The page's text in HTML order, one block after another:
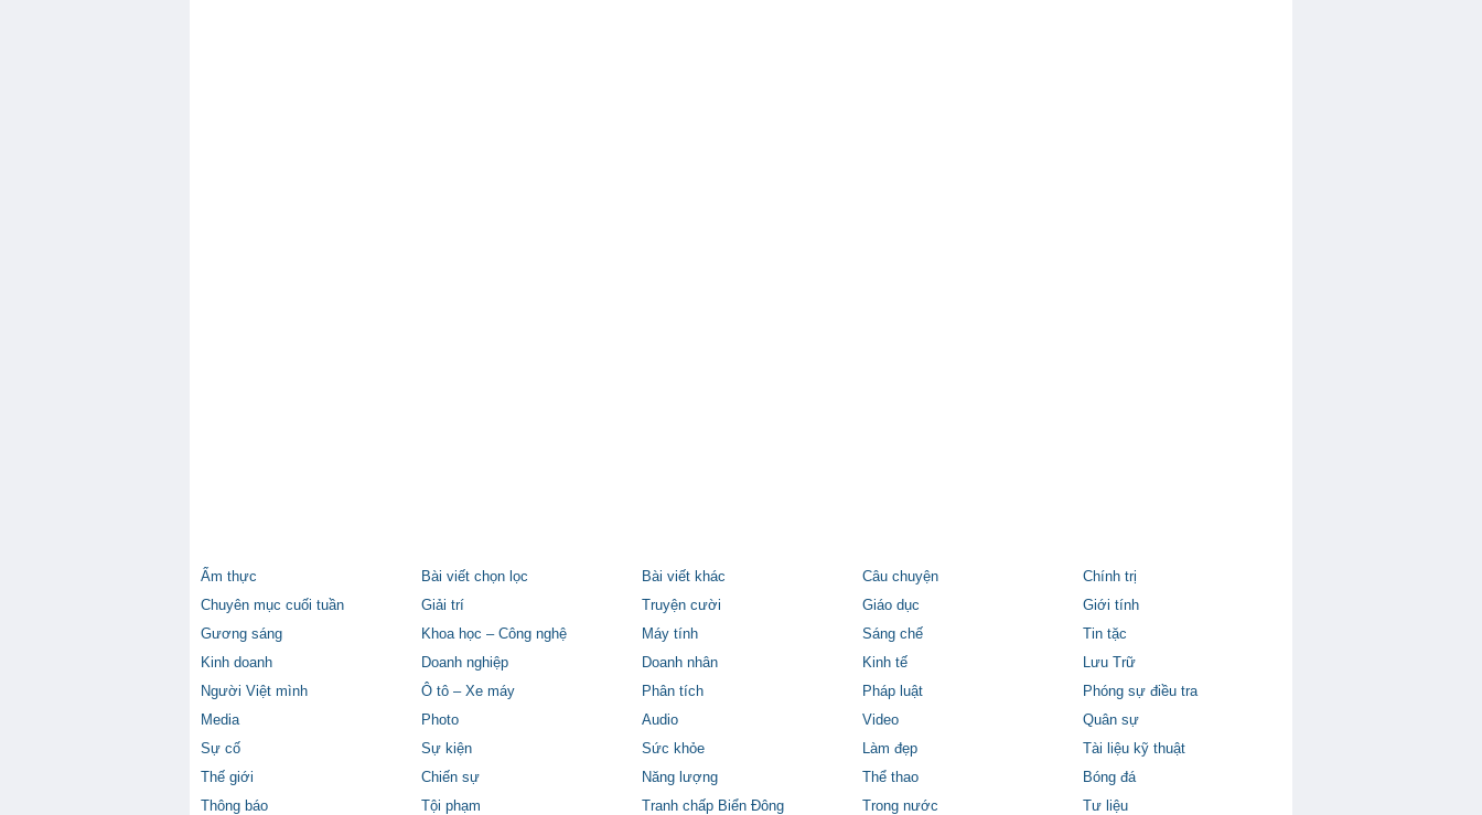
Ẩm thực Bài viết chọn lọc Bài viết khác Câu chuyện
Chính trị
Chuyên mục cuối tuần
Giải trí Truyện cười Giáo dục
Giới tính
Gương sáng
Khoa học – Công nghệ Máy tính Sáng chế
Tin tặc
Kinh doanh
Doanh nghiệp Doanh nhân Kinh tế
Lưu Trữ
Người Việt mình
Ô tô – Xe máy Phân tích Pháp luật
Phóng sự điều tra
Media
Photo Audio Video
Quân sự
Sự cố
Sự kiện Sức khỏe Làm đẹp
Tài liệu kỹ thuật
Thế giới
Chiến sự Năng lượng Thể thao
Bóng đá
Thông báo
Tội phạm Tranh chấp Biển Đông Trong nước Tư liệu